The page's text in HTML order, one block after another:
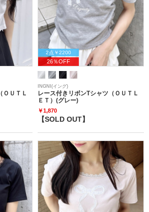
ＯＵＴＬ
2点￥2200
26％OFF
INGNI(イング)
レース付きリボンTシャツ（ＯＵＴＬ
ＥＴ）(グレー)
￥1,870
【SOLD OUT】